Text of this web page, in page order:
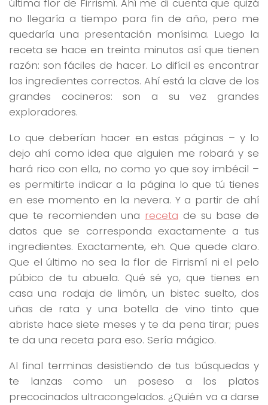
última flor de Firrismí. Ahí me di cuenta que quizá
no llegaría a tiempo para fin de año, pero me
quedaría una presentación monísima. Luego la
receta se hace en treinta minutos así que tienen
razón: son fáciles de hacer. Lo difícil es encontrar
los ingredientes correctos. Ahí está la clave de los
grandes cocineros: son a su vez grandes
exploradores.
Lo que deberían hacer en estas páginas – y lo
dejo ahí como idea que alguien me robará y se
hará rico con ella, no como yo que soy imbécil –
es permitirte indicar a la página lo que tú tienes
en ese momento en la nevera. Y a partir de ahí
que te recomienden una receta de su base de
datos que se corresponda exactamente a tus
ingredientes. Exactamente, eh. Que quede claro.
Que el último no sea la flor de Firrismí ni el pelo
púbico de tu abuela. Qué sé yo, que tienes en
casa una rodaja de limón, un bistec suelto, dos
uñas de rata y una botella de vino tinto que
abriste hace siete meses y te da pena tirar; pues
te da una receta para eso. Sería mágico.
Al final terminas desistiendo de tus búsquedas y
te lanzas como un poseso a los platos
precocinados ultracongelados. ¿Quién va a darse